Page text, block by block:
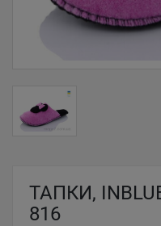
ТАПКИ,
816